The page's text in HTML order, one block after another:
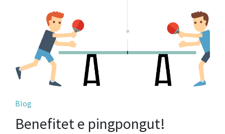
Posted
in
Blog
Benefitet e pingpongut!